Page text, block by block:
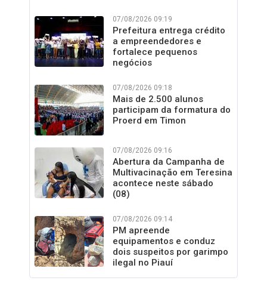
07/08/2026 09:19
Prefeitura entrega crédito
a empreendedores e
fortalece pequenos
negócios
07/08/2026 09:18
Mais de 2.500 alunos
participam da formatura do
Proerd em Timon
07/08/2026 09:16
Abertura da Campanha de
Multivacinação em Teresina
acontece neste sábado
(08)
07/08/2026 09:14
PM apreende
equipamentos e conduz
dois suspeitos por garimpo
ilegal no Piauí